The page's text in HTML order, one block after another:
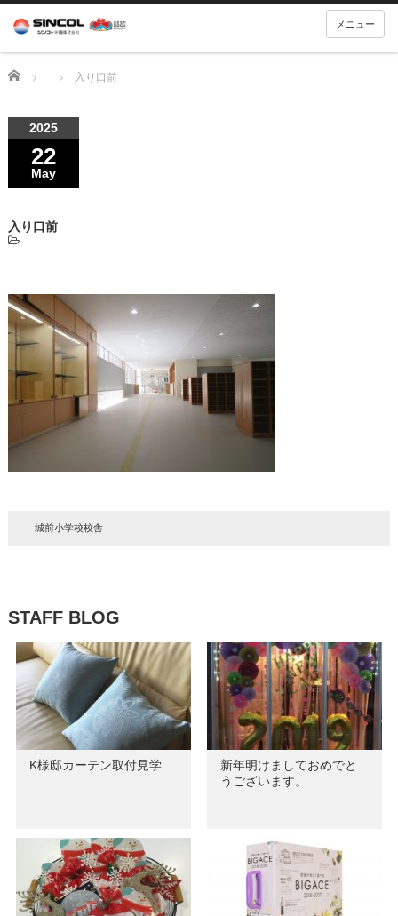
メニュー
Home 入り口前
2025
22
May
入り口前
城前小学校校舎
STAFF BLOG
K様邸カーテン取付見学
新年明けましておめでと
うございます。